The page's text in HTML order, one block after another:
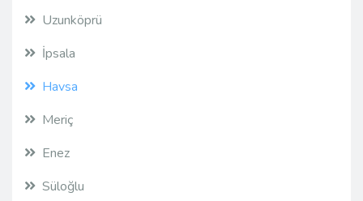
Uzunköprü
İpsala
Havsa
Meriç
Enez
Süloğlu